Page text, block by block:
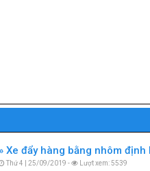
Xe đẩy hàng bằng nhôm định
Thứ 4 | 25/09/2019 - Lượt xem: 5539